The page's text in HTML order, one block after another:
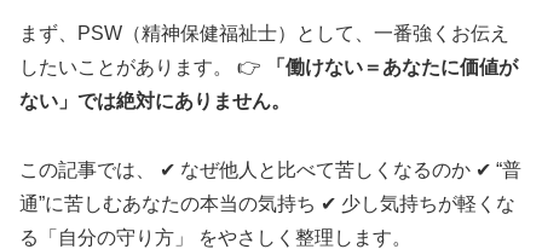
まず、PSW（精神保健福祉士）として、一番強くお伝え
したいことがあります。 👉
「働けない＝あなたに価値が
ない」では絶対にありません。
この記事では、 ✔ なぜ他人と比べて苦しくなるのか ✔ “普
通”に苦しむあなたの本当の気持ち ✔ 少し気持ちが軽くな
る「自分の守り方」 をやさしく整理します。